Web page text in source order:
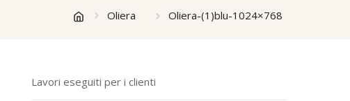
Oliera Oliera-(1)blu-1024×768
Lavori eseguiti per i clienti